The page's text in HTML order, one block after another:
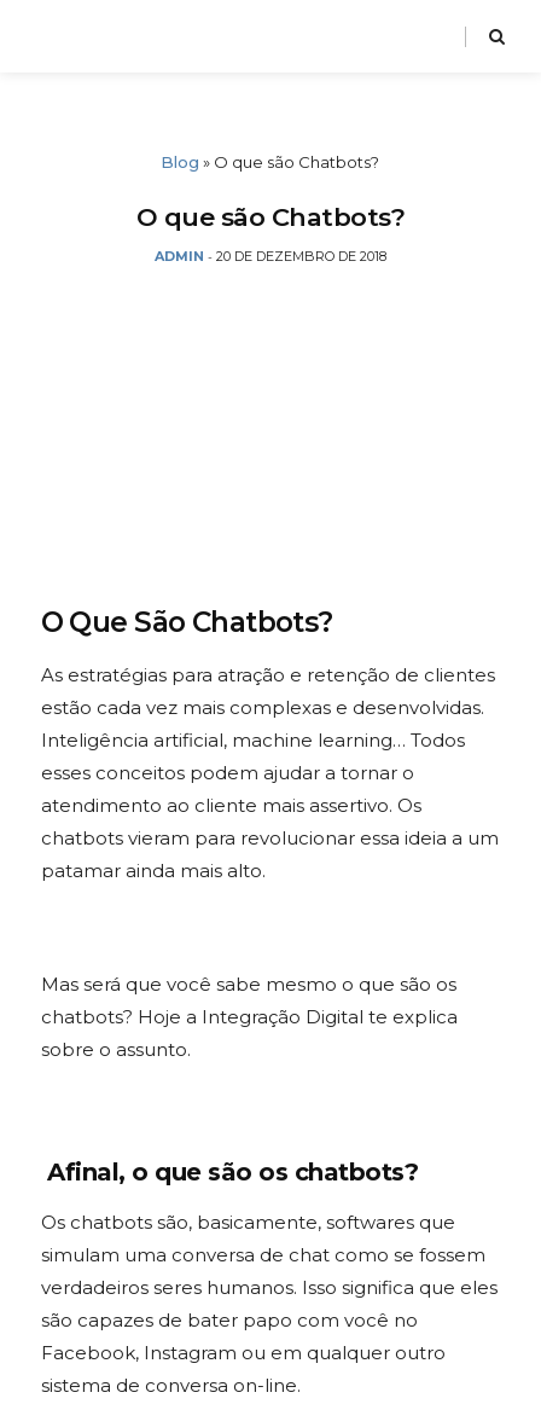
Blog » O que são Chatbots?
O que são Chatbots?
ADMIN - 20 DE DEZEMBRO DE 2018
O Que São Chatbots?
As estratégias para atração e retenção de clientes
estão cada vez mais complexas e desenvolvidas.
Inteligência artificial, machine learning… Todos
esses conceitos podem ajudar a tornar o
atendimento ao cliente mais assertivo. Os
chatbots vieram para revolucionar essa ideia a um
patamar ainda mais alto.
Mas será que você sabe mesmo o que são os
chatbots? Hoje a Integração Digital te explica
sobre o assunto.
Afinal, o que são os chatbots?
Os chatbots são, basicamente, softwares que
simulam uma conversa de chat como se fossem
verdadeiros seres humanos. Isso significa que eles
são capazes de bater papo com você no
Facebook, Instagram ou em qualquer outro
sistema de conversa on-line.